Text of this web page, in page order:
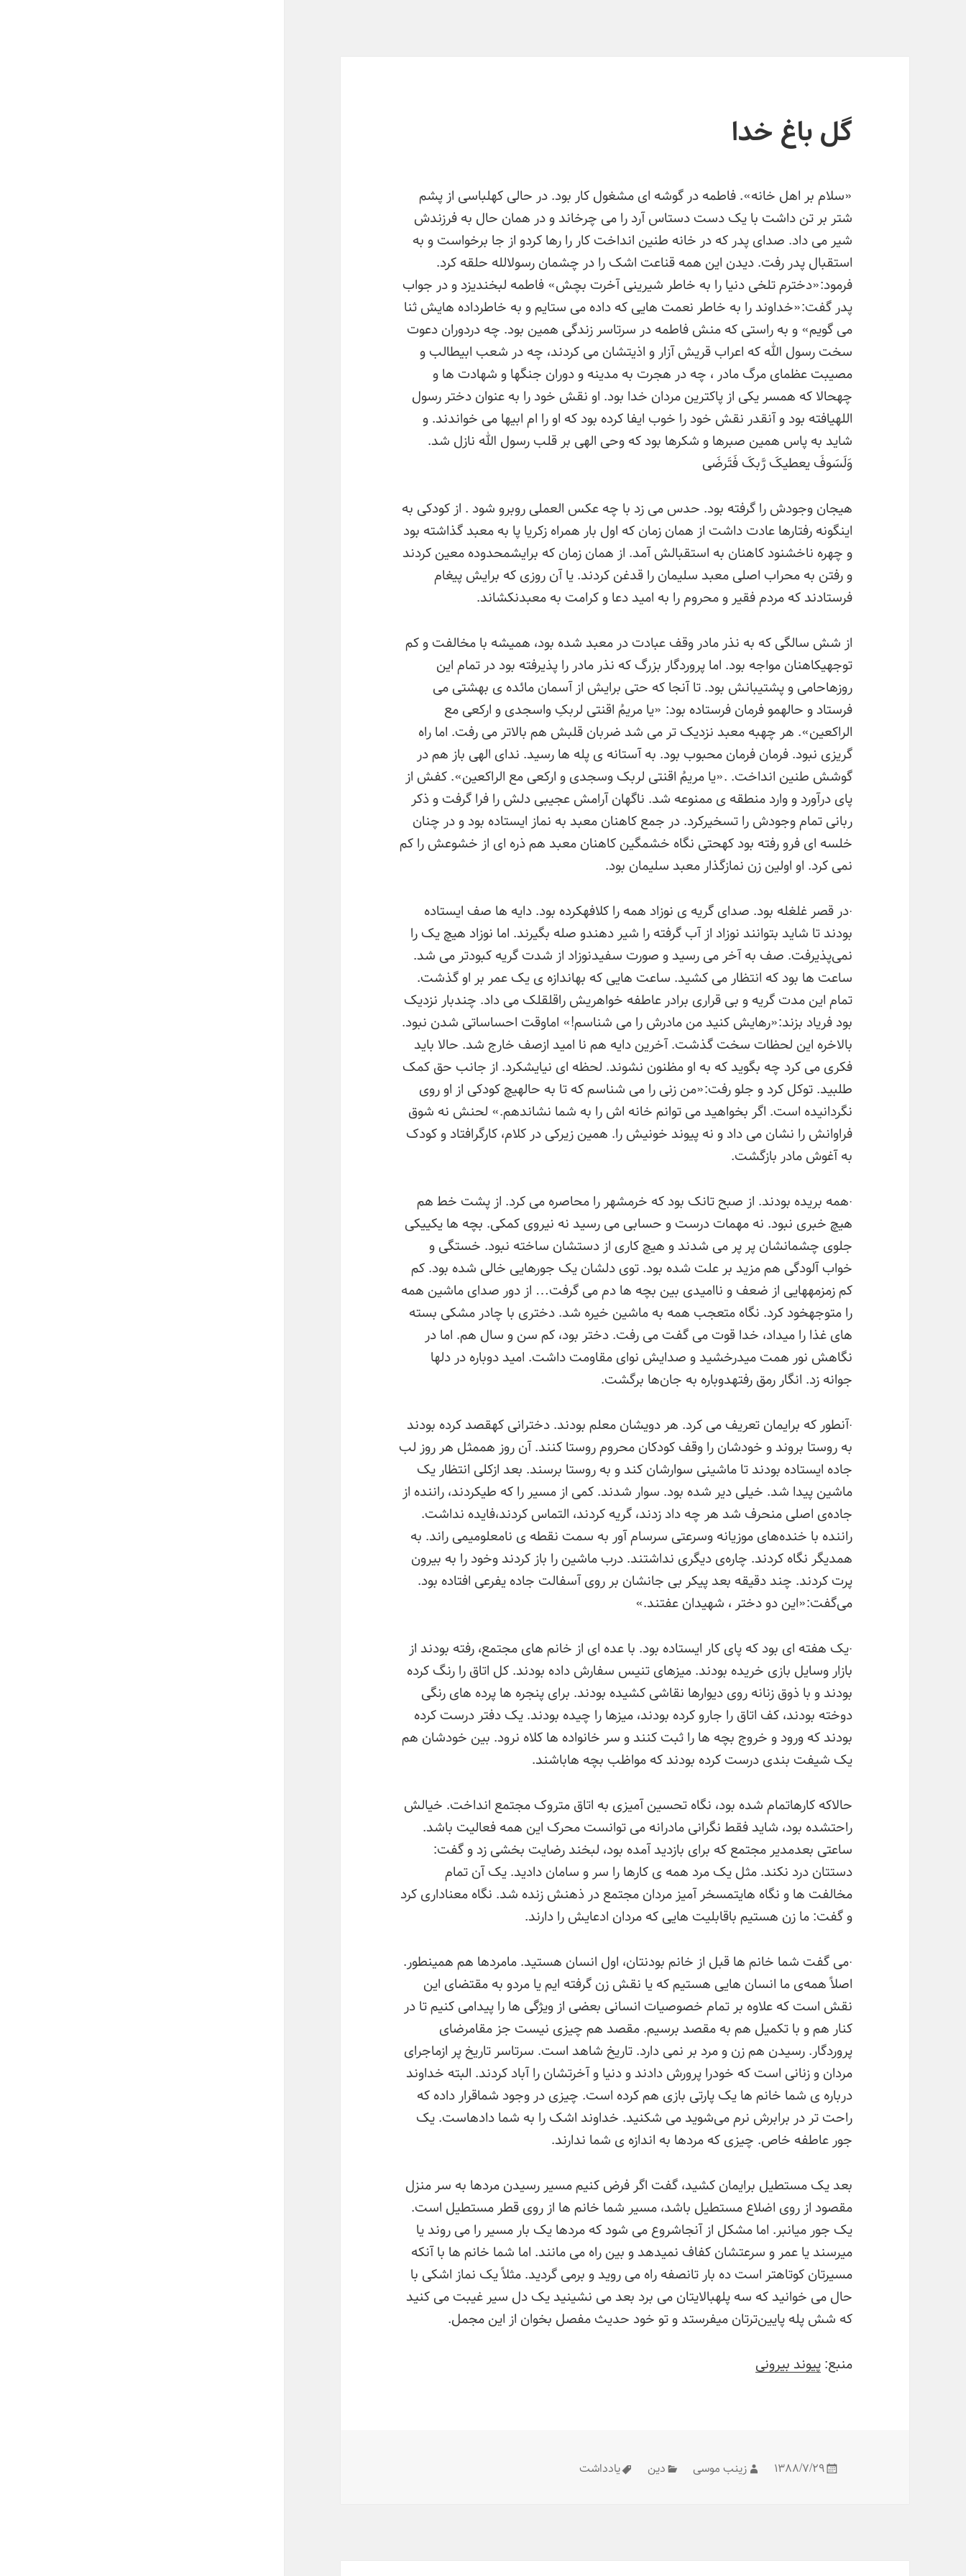
گل باغ خدا
«سلام بر اهل خانه». فاطمه در گوشه ای مشغول کار بود. در حالی کهلباسی از پشم
شتر بر تن داشت با یک دست دستاس آرد را می چرخاند و در همان حال به فرزندش
شیر می داد. صدای پدر که در خانه طنین انداخت کار را رها کردو از جا برخواست و به
استقبال پدر رفت. دیدن این همه قناعت اشک را در چشمان رسولالله حلقه کرد.
فرمود:«دخترم تلخی دنیا را به خاطر شیرینی آخرت بچش» فاطمه لبخندیزد و در جواب
پدر گفت:«خداوند را به خاطر نعمت هایی که داده می ستایم و به خاطرداده هایش ثنا
می گویم» و به راستی که منش فاطمه در سرتاسر زندگی همین بود. چه دردوران دعوت
سخت رسول الله که اعراب قریش آزار و اذیتشان می کردند، چه در شعب ابیطالب و
مصیبت عظمای مرگ مادر ، چه در هجرت به مدینه و دوران جنگها و شهادت ها و
چهحالا که همسر یکی از پاکترین مردان خدا بود. او نقش خود را به عنوان دختر رسول
اللهیافته بود و آنقدر نقش خود را خوب ایفا کرده بود که او را ام ابیها می خواندند. و
شاید به پاس همین صبرها و شکرها بود که وحی الهی بر قلب رسول الله نازل شد.
وَلَسَوفَ یعطیکَ رَّبکَ فَتَرضَی
هیجان وجودش را گرفته بود. حدس می زد با چه عکس العملی روبرو شود . از کودکی به
اینگونه رفتارها عادت داشت از همان زمان که اول بار همراه زکریا پا به معبد گذاشته بود
و چهره ناخشنود کاهنان به استقبالش آمد. از همان زمان که برایشمحدوده معین کردند
و رفتن به محراب اصلی معبد سلیمان را قدغن کردند. یا آن روزی که برایش پیغام
فرستادند که مردم فقیر و محروم را به امید دعا و کرامت به معبدنکشاند.
از شش سالگی که به نذر مادر وقف عبادت در معبد شده بود، همیشه با مخالفت و کم
توجهیکاهنان مواجه بود. اما پروردگار بزرگ که نذر مادر را پذیرفته بود در تمام این
روزهاحامی و پشتیبانش بود. تا آنجا که حتی برایش از آسمان مائده ی بهشتی می
فرستاد و حالهمو فرمان فرستاده بود: «یا مریمُ اقنتی لربکِ واسجدی و ارکعی مع
الراکعین». هر چهبه معبد نزدیک تر می شد ضربان قلبش هم بالاتر می رفت. اما راه
گریزی نبود. فرمان فرمان محبوب بود. به آستانه ی پله ها رسید. ندای الهی باز هم در
گوشش طنین انداخت. .«یا مریمُ اقنتی لربک وسجدی و ارکعی مع الراکعین». کفش از
پای درآورد و وارد منطقه ی ممنوعه شد. ناگهان آرامش عجیبی دلش را فرا گرفت و ذکر
ربانی تمام وجودش را تسخیرکرد. در جمع کاهنان معبد به نماز ایستاده بود و در چنان
خلسه ای فرو رفته بود کهحتی نگاه خشمگین کاهنان معبد هم ذره ای از خشوعش را کم
نمی کرد. او اولین زن نمازگذار معبد سلیمان بود.
·در قصر غلغله بود. صدای گریه ی نوزاد همه را کلافهکرده بود. دایه ها صف ایستاده
بودند تا شاید بتوانند نوزاد از آب گرفته را شیر دهندو صله بگیرند. اما نوزاد هیچ یک را
نمی‌پذیرفت. صف به آخر می رسید و صورت سفیدنوزاد از شدت گریه کبودتر می شد.
ساعت ها بود که انتظار می کشید. ساعت هایی که بهاندازه ی یک عمر بر او گذشت.
تمام این مدت گریه و بی قراری برادر عاطفه خواهریش راقلقلک می داد. چندبار نزدیک
بود فریاد بزند:«رهایش کنید من مادرش را می شناسم!» اماوقت احساساتی شدن نبود.
بالاخره این لحظات سخت گذشت. آخرین دایه هم نا امید ازصف خارج شد. حالا باید
فکری می کرد چه بگوید که به او مظنون نشوند. لحظه ای نیایشکرد. از جانب حق کمک
طلبید. توکل کرد و جلو رفت:«من زنی را می شناسم که تا به حالهیچ کودکی از او روی
نگردانیده است. اگر بخواهید می توانم خانه اش را به شما نشاندهم.» لحنش نه شوق
فراوانش را نشان می داد و نه پیوند خونیش را. همین زیرکی در کلام، کارگرافتاد و کودک
به آغوش مادر بازگشت.
·همه بریده بودند. از صبح تانک بود که خرمشهر را محاصره می کرد. از پشت خط هم
هیچ خبری نبود. نه مهمات درست و حسابی می رسید نه نیروی کمکی. بچه ها یکییکی
جلوی چشمانشان پر پر می شدند و هیچ کاری از دستشان ساخته نبود. خستگی و
خواب آلودگی هم مزید بر علت شده بود. توی دلشان یک جورهایی خالی شده بود. کم
کم زمزمههایی از ضعف و ناامیدی بین بچه ها دم می گرفت… از دور صدای ماشین همه
را متوجهخود کرد. نگاه متعجب همه به ماشین خیره شد. دختری با چادر مشکی بسته
های غذا را میداد، خدا قوت می گفت می رفت. دختر بود، کم سن و سال هم. اما در
نگاهش نور همت میدرخشید و صدایش نوای مقاومت داشت. امید دوباره در دلها
جوانه زد. انگار رمق رفتهدوباره به جان‌ها برگشت.
·آنطور که برایمان تعریف می کرد. هر دویشان معلم بودند. دخترانی کهقصد کرده بودند
به روستا بروند و خودشان را وقف کودکان محروم روستا کنند. آن روز هممثل هر روز لب
جاده ایستاده بودند تا ماشینی سوارشان کند و به روستا برسند. بعد ازکلی انتظار یک
ماشین پیدا شد. خیلی دیر شده بود. سوار شدند. کمی از مسیر را که طیکردند، راننده از
جاده‌ی اصلی منحرف شد هر چه داد زدند، گریه کردند، التماس کردند،فایده نداشت.
راننده با خنده‌های موزیانه وسرعتی سرسام آور به سمت نقطه ی نامعلومیمی راند. به
همدیگر نگاه کردند. چاره‌ی دیگری نداشتند. درب ماشین را باز کردند وخود را به بیرون
پرت کردند. چند دقیقه بعد پیکر بی جانشان بر روی آسفالت جاده یفرعی افتاده بود.
می‌گفت:«این دو دختر ، شهیدان عفتند.»
·یک هفته ای بود که پای کار ایستاده بود. با عده ای از خانم های مجتمع، رفته بودند از
بازار وسایل بازی خریده بودند. میزهای تنیس سفارش داده بودند. کل اتاق را رنگ کرده
بودند و با ذوق زنانه روی دیوارها نقاشی کشیده بودند. برای پنجره ها پرده های رنگی
دوخته بودند، کف اتاق را جارو کرده بودند، میزها را چیده بودند. یک دفتر درست کرده
بودند که ورود و خروج بچه ها را ثبت کنند و سر خانواده ها کلاه نرود. بین خودشان هم
یک شیفت بندی درست کرده بودند که مواظب بچه هاباشند.
حالاکه کارهاتمام شده بود، نگاه تحسین آمیزی به اتاق متروک مجتمع انداخت. خیالش
راحتشده بود، شاید فقط نگرانی مادرانه می توانست محرک این همه فعالیت باشد.
ساعتی بعدمدیر مجتمع که برای بازدید آمده بود، لبخند رضایت بخشی زد و گفت:
دستتان درد نکند. مثل یک مرد همه ی کارها را سر و سامان دادید. یک آن تمام
مخالفت ها و نگاه هایتمسخر آمیز مردان مجتمع در ذهنش زنده شد. نگاه معناداری کرد
و گفت: ما زن هستیم باقابلیت هایی که مردان ادعایش را دارند.
·می گفت شما خانم ها قبل از خانم بودنتان، اول انسان هستید. مامردها هم همینطور.
اصلاً همه‌ی ما انسان هایی هستیم که یا نقش زن گرفته ایم یا مردو به مقتضای این
نقش است که علاوه بر تمام خصوصیات انسانی بعضی از ویژگی ها را پیدامی کنیم تا در
کنار هم و با تکمیل هم به مقصد برسیم. مقصد هم چیزی نیست جز مقامرضای
پروردگار. رسیدن هم زن و مرد بر نمی دارد. تاریخ شاهد است. سرتاسر تاریخ پر ازماجرای
مردان و زنانی است که خودرا پرورش دادند و دنیا و آخرتشان را آباد کردند. البته خداوند
درباره ی شما خانم ها یک پارتی بازی هم کرده است. چیزی در وجود شماقرار داده که
راحت تر در برابرش نرم می‌شوید می شکنید. خداوند اشک را به شما دادهاست. یک
جور عاطفه خاص. چیزی که مردها به اندازه ی شما ندارند.
بعد یک مستطیل برایمان کشید، گفت اگر فرض کنیم مسیر رسیدن مردها به سر منزل
مقصود از روی اضلاع مستطیل باشد، مسیر شما خانم ها از روی قطر مستطیل است.
یک جور میانبر. اما مشکل از آنجاشروع می شود که مردها یک بار مسیر را می روند یا
میرسند یا عمر و سرعتشان کفاف نمیدهد و بین راه می مانند. اما شما خانم ها با آنکه
مسیرتان کوتاهتر است ده بار تانصفه راه می روید و برمی گردید. مثلاً یک نماز اشکی با
حال می خوانید که سه پلهبالایتان می برد بعد می نشینید یک دل سیر غیبت می کنید
که شش پله پایین‌ترتان میفرستد و تو خود حدیث مفصل بخوان از این مجمل.
منبع:پیوند بیرونی
در
۱۳۸۸/۷/۲۹ مؤلف
زینب موسی دسته‌ها
دین برچسب‌ها
یادداشت